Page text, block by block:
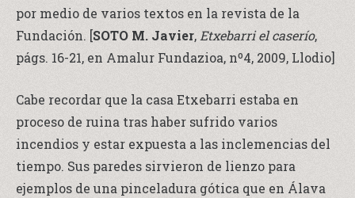
por medio de varios textos en la revista de la
Fundación. [SOTO M. Javier, Etxebarri el caserío,
págs. 16-21, en Amalur Fundazioa, nº4, 2009, Llodio]
Cabe recordar que la casa Etxebarri estaba en
proceso de ruina tras haber sufrido varios
incendios y estar expuesta a las inclemencias del
tiempo. Sus paredes sirvieron de lienzo para
ejemplos de una pinceladura gótica que en Álava